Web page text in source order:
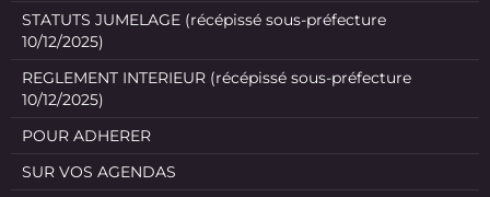
STATUTS JUMELAGE (récépissé sous-préfecture
10/12/2025)
REGLEMENT INTERIEUR (récépissé sous-préfecture
10/12/2025)
POUR ADHERER
SUR VOS AGENDAS